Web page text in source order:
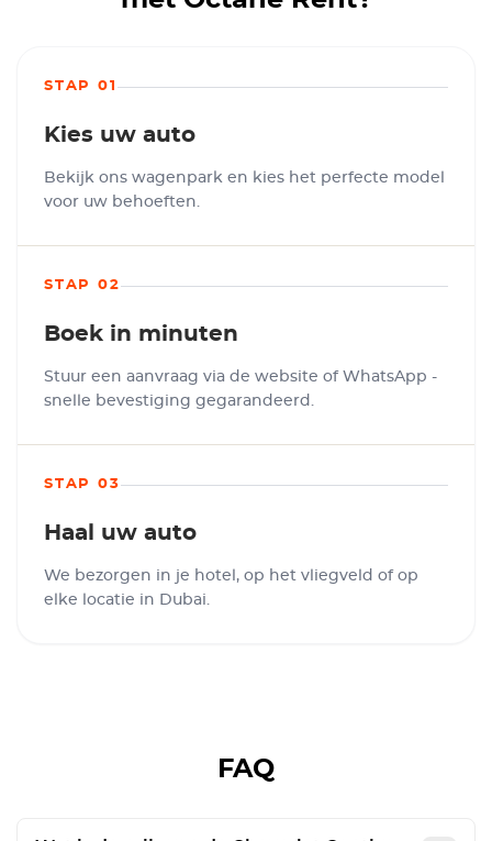
STAP 01
Kies uw auto
Bekijk ons wagenpark en kies het perfecte model
voor uw behoeften.
STAP 02
Boek in minuten
Stuur een aanvraag via de website of WhatsApp -
snelle bevestiging gegarandeerd.
STAP 03
Haal uw auto
We bezorgen in je hotel, op het vliegveld of op
elke locatie in Dubai.
FAQ